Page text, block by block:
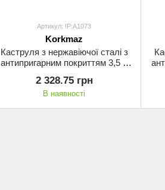
Артикул: !P:A1073
Korkmaz
Каструля з нержавіючої сталі з
антипригарним покриттям 3,5 л
з кришкою
2 328.75 грн
В наявності